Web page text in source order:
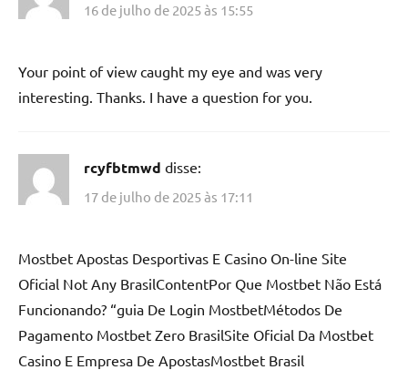
16 de julho de 2025 às 15:55
Your point of view caught my eye and was very
interesting. Thanks. I have a question for you.
rcyfbtmwd disse:
17 de julho de 2025 às 17:11
Mostbet Apostas Desportivas E Casino On-line Site
Oficial Not Any BrasilContentPor Que Mostbet Não Está
Funcionando? “guia De Login MostbetMétodos De
Pagamento Mostbet Zero BrasilSite Oficial Da Mostbet
Casino E Empresa De ApostasMostbet Brasil